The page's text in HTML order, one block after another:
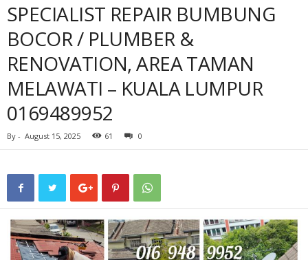
SPECIALIST REPAIR BUMBUNG
BOCOR / PLUMBER &
RENOVATION, AREA TAMAN
MELAWATI – KUALA LUMPUR
0169489952
By - August 15, 2025 61 0